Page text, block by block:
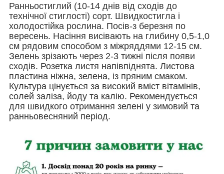
Ранньостиглий (10-14 днів від сходів до
технічної стиглості) сорт. Швидкостигла і
холодостійка рослина. Посів-з березня по
вересень. Насіння висівають на глибину 0,5-1,0
см рядовим способом з міжряддями 12-15 см.
Зелень зрізають через 2-3 тижні після появи
сходів. Розетка листя напівпіднята. Листова
пластина ніжна, зелена, із пряним смаком.
Культура цінується за високий вміст вітамінів,
солей заліза, йоду та калію. Рекомендується
для швидкого отримання зелені у зимовий та
ранньовесняний період.